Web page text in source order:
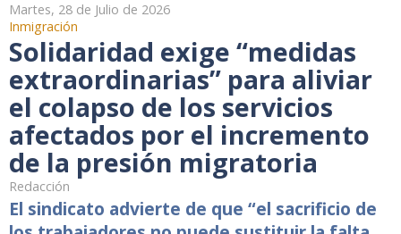
Martes, 28 de Julio de 2026
Inmigración
Solidaridad exige “medidas
extraordinarias” para aliviar
el colapso de los servicios
afectados por el incremento
de la presión migratoria
Redacción
El sindicato advierte de que “el sacrificio de